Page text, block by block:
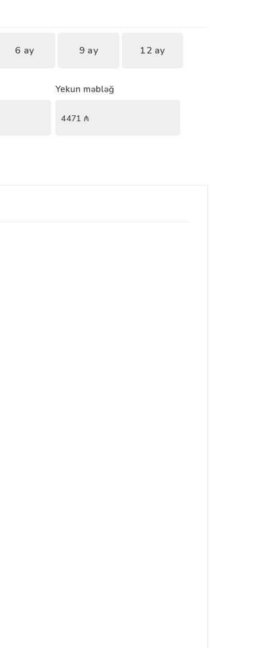
6 ay 9 ay 12 ay
Yekun məbləğ
4471 ₼